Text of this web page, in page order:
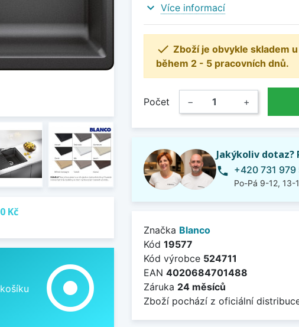
Kč
adjust
expand_more Více informací
 Zboží je obvykle skladem
během 2 - 5 pracovních dnů.
Počet − +
Jakýkoliv dotaz?
phone +420 731 979
Po-Pá 9-12, 13-
Značka Blanco
Kód 19577
Kód výrobce 524711
EAN 4020684701488
Záruka 24 měsíců
Zboží pochází z oficiální